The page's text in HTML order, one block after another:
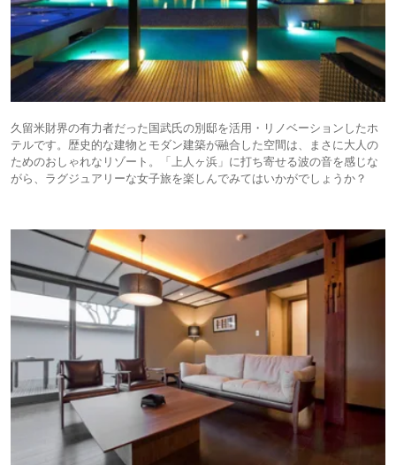
久留米財界の有力者だった国武氏の別邸を活用・リノベーションしたホ
テルです。歴史的な建物とモダン建築が融合した空間は、まさに大人の
ためのおしゃれなリゾート。「上人ヶ浜」に打ち寄せる波の音を感じな
がら、ラグジュアリーな女子旅を楽しんでみてはいかがでしょうか？